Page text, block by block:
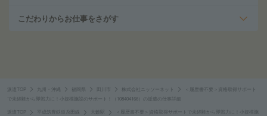
こだわりからお仕事をさがす
派遣TOP 九州・沖縄 福岡県 田川市 株式会社ニッソーネット
＜履歴書不要＞資格取得サポート
で未経験から即戦力に！小規模施設のサポート！（108404166）の派遣の仕事詳細
派遣TOP 平成筑豊鉄道糸田線 大藪駅 ＜履歴書不要＞資格取得サポートで未経験から即戦力に！小規模施